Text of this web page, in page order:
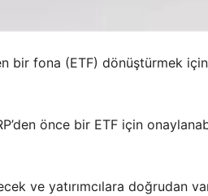
bir fona (ETF) dönüştürmek
önce bir ETF için
ve yatırımcılara doğrudan